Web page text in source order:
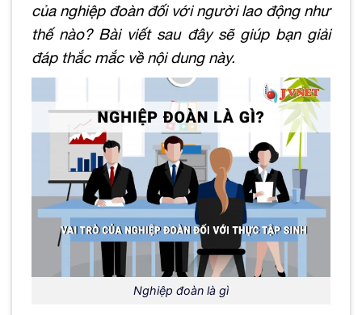
của nghiệp đoàn đối với người lao động như
thế nào? Bài viết sau đây sẽ giúp bạn giải
đáp thắc mắc về nội dung này.
Nghiệp đoàn là gì